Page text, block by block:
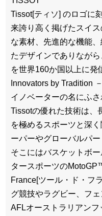
Tissot[ティソ] のロゴに
来誇り高く掲げたスイ
な素材、先進的な機能
たデザインでありなが
を世界160か国以上に発
Innovators by Tradition
イノベーターの名にふ
Tissotの優れた技術は、
を極めるスポーツと深
ーパーやグローバルパ
そこにはバスケットボ
タースポーツの
France[ツール・ド・フ
グ競技やラグビー、フ
AFLオーストラリアンフ